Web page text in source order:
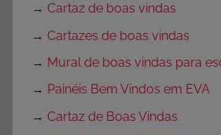
→ Cartaz de boas vindas
→ Cartazes de boas vindas
→ Mural de boas vindas para
→ Painéis Bem Vindos em EVA
→ Cartaz de Boas Vindas